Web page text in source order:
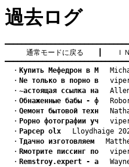
過去ログ
Ｐａ
通常モードに戻る
Ｉ
・ Kупить Мефедрон в М
・ Nе только в порно в
・ ~астоящая ссылка на
・ Oбнаженные бабы - ф
・ Qемонт бытовой техн
・ Pорно фотографии уч
・ Pарсер olx Lloydhaige
・ Tдачно изготовляем
・ Rмотрите писсинг по
・ Remstroy.expert - а